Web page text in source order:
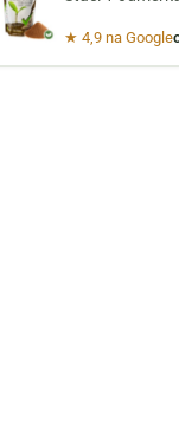
★ 4,9 na Google